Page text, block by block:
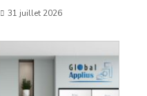
31 juillet 2026